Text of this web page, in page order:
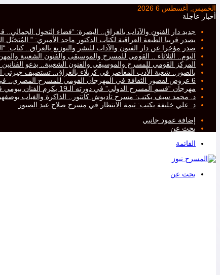
الخميس, أغسطس 6 2026
أخبار عاجلة
جديد دار الفنون والآداب بالعراق.. البصرة: “فضاء التحول
يصدر قريبا الطّبعة العراقية لكتاب الدكتور ماجد الأميري: ”
صدر مؤخرا عن دار الفنون والآداب للنشر والتوزيع بالعراق..
اليوم.. الثلاثاء .. القومي للمسرح والموسيقى والفنون الشعبية
المركز القومي للمسرح والموسيقي والفنون الشعبية.. يدعو الفنانين
بالصور.. شعبة الأدب المعاصر في كربلاء بالعراق.. تستضيف
6 عروض لقصور الثقافة في المهرجان القومي للمسرح المصري.. في دورته التاسعة عشرة..
مهرجان “قسم المسرح الدولي” في دورته الـ19 يكرم الفنان بيومي فؤاد
د. محمد سيف يكتب: مسرح تاديوش كانتور.. الذاكرة والغياب
د. علي خليفة يكتب: ثيمة الانتظار في مسرح صلاح عبد الصبور
إضافة عمود جانبي
بحث عن
القائمة
بحث عن